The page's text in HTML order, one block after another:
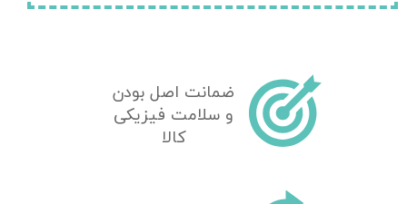
ضمانت اصل بودن
و سلامت فیزیکی
کالا